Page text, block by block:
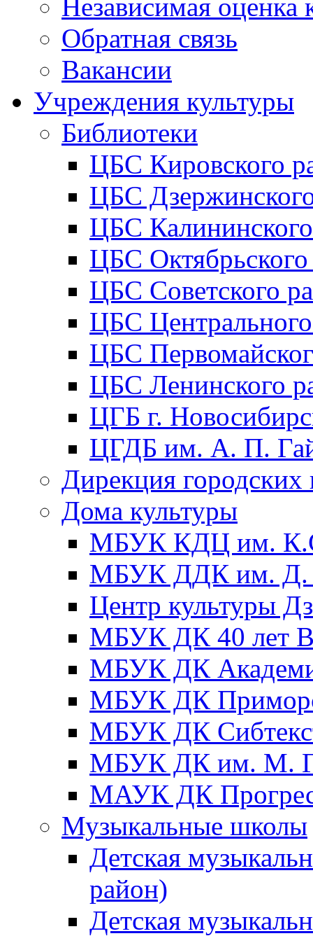
Независимая оценка
Обратная связь
Вакансии
Учреждения культуры
Библиотеки
ЦБС Кировского
ЦБС
ЦБС
ЦБС
ЦБС Советского
ЦБС
ЦБС
ЦБС Ленинского
ЦГБ г.
ЦГДБ им. А. П.
Дирекция городских
Дома культуры
МБУК КДЦ им.
МБУК ДДК им. Д.
Центр культуры
МБУК ДК 40 лет
МБУК ДК
МБУК ДК
МБУК ДК
МБУК ДК им. М.
МАУК ДК
Музыкальные школы
Детская
район)
Детская